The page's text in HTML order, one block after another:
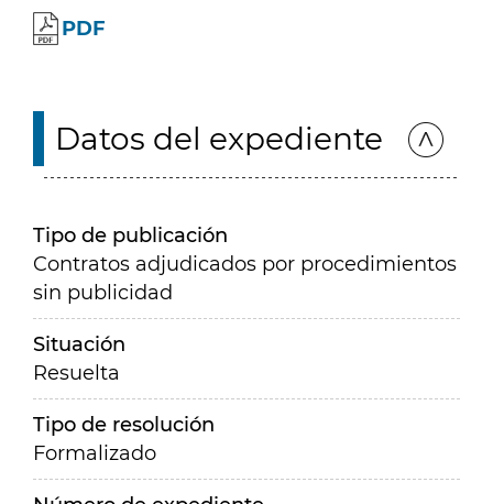
PDF
Datos del expediente
Tipo de publicación
Contratos adjudicados por procedimientos
sin publicidad
Situación
Resuelta
Tipo de resolución
Formalizado